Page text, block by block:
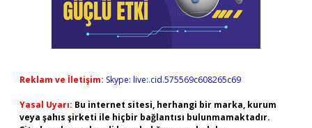
Reklam ve İletişim: Skype: live:.cid.575569c608265c69
Yasal Uyarı: Bu internet sitesi, herhangi bir marka, kurum
veya şahıs şirketi ile hiçbir bağlantısı bulunmamaktadır.